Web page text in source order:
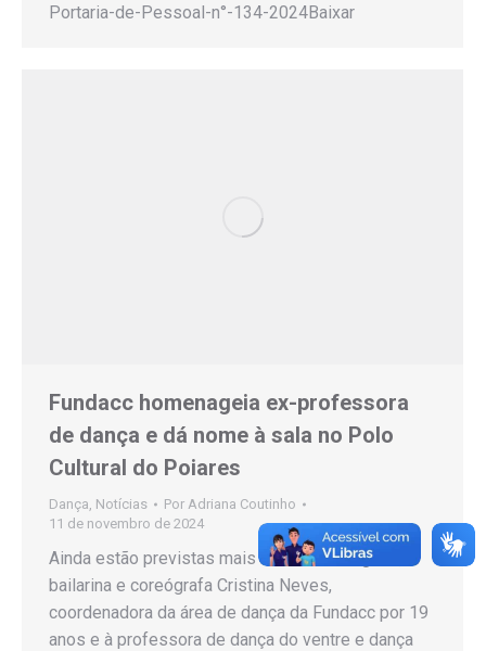
Portaria-de-Pessoal-n°-134-2024Baixar
Fundacc homenageia ex-professora
de dança e dá nome à sala no Polo
Cultural do Poiares
Dança Notícias Por Adriana Coutinho
11 de novembro de 2024
Ainda estão previstas mais duas homenagens, à
bailarina e coreógrafa Cristina Neves,
coordenadora da área de dança da Fundacc por 19
anos e à professora de dança do ventre e dança